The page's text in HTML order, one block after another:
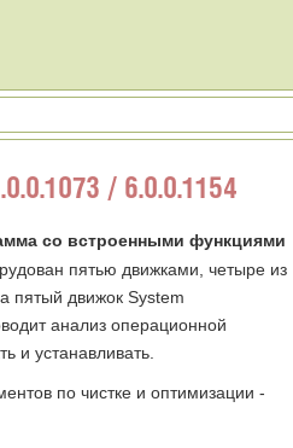
/ 6.0.0.1154
со встроенными функциями
пятью движками, четыре из
пятый движок System
анализ операционной
и устанавливать.
по чистке и оптимизации -